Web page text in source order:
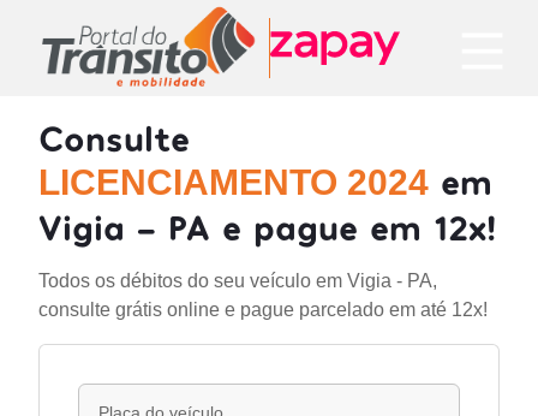
Consulte
LICENCIAMENTO 2024 em
Vigia - PA e pague em 12x!
Todos os débitos do seu veículo em Vigia - PA,
consulte grátis online e pague parcelado em até 12x!